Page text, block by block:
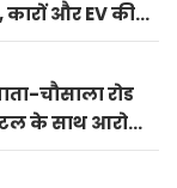
कारों और EV की
चौसाला रोड
के साथ आरोपी